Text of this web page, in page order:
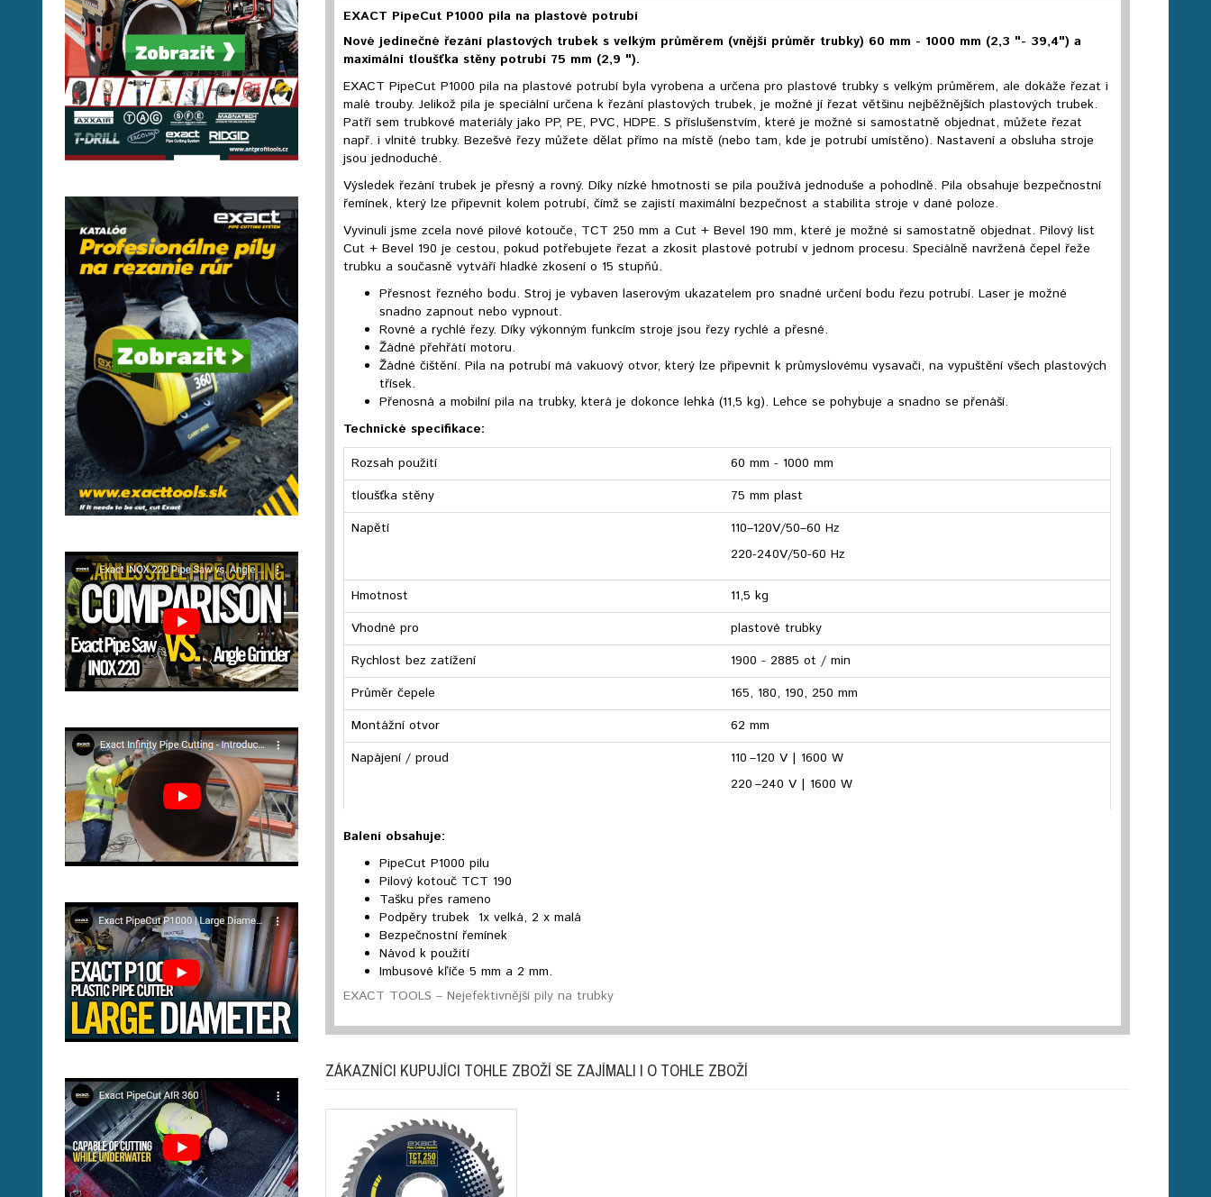
EXACT PipeCut P1000 pila na plastové potrubí
Nové jedinečné řezání plastových trubek s velkým průměrem (vnější průměr trubky) 60 mm - 1000 mm (2,3 "- 39,4") a
maximální tloušťka stěny potrubí 75 mm (2,9 ").
EXACT PipeCut P1000 pila na plastové potrubí byla vyrobena a určena pro plastové trubky s velkým průměrem, ale dokáže řezat i
malé trouby. Jelikož pila je speciální určena k řezání plastových trubek, je možné jí řezat většinu nejběžnějších plastových trubek.
Patří sem trubkové materiály jako PP, PE, PVC, HDPE. S příslušenstvím, které je možné si samostatně objednat, můžete řezat
např. i vlnité trubky. Bezešvé řezy můžete dělat přímo na místě (nebo tam, kde je potrubí umístěno). Nastavení a obsluha stroje
jsou jednoduché.
Výsledek řezání trubek je přesný a rovný. Díky nízké hmotnosti se pila používá jednoduše a pohodlně. Pila obsahuje bezpečnostní
řemínek, který lze připevnit kolem potrubí, čímž se zajistí maximální bezpečnost a stabilita stroje v dané poloze.
Vyvinuli jsme zcela nové pilové kotouče, TCT 250 mm a Cut + Bevel 190 mm, které je možné si samostatně objednat. Pilový list
Cut + Bevel 190 je cestou, pokud potřebujete řezat a zkosit plastové potrubí v jednom procesu. Speciálně navržená čepel řeže
trubku a současně vytváří hladké zkosení o 15 stupňů.
Přesnost řezného bodu. Stroj je vybaven laserovým ukazatelem pro snadné určení bodu řezu potrubí. Laser je možné
snadno zapnout nebo vypnout.
Rovné a rychlé řezy. Díky výkonným funkcím stroje jsou řezy rychlé a přesné.
Žádné přehřátí motoru.
Žádné čištění. Pila na potrubí má vakuový otvor, který lze připevnit k průmyslovému vysavači, na vypuštění všech plastových
třísek.
Přenosná a mobilní pila na trubky, která je dokonce lehká (11,5 kg). Lehce se pohybuje a snadno se přenáší.
Technické specifikace:
Rozsah použití
60 mm - 1000 mm
tloušťka stěny
75 mm plast
Napětí
110–120V/50–60 Hz
220-240V/50-60 Hz
Hmotnost
11,5 kg
Vhodné pro
plastové trubky
Rychlost bez zatížení
1900 - 2885 ot / min
Průměr čepele
165, 180, 190, 250 mm
Montážní otvor
62 mm
Napájení / proud
110 –120 V | 1600 W
220 –240 V | 1600 W
Balení obsahuje:
PipeCut P1000 pilu
Pilový kotouč TCT 190
Tašku přes rameno
Podpěry trubek 1x velká, 2 x malá
Bezpečnostní řemínek
Návod k použití
Imbusové kľíče 5 mm a 2 mm.
EXACT TOOLS – Nejefektivnější pily na trubky
ZÁKAZNÍCI KUPUJÍCI TOHLE ZBOŽÍ SE ZAJÍMALI I O TOHLE ZBOŽÍ